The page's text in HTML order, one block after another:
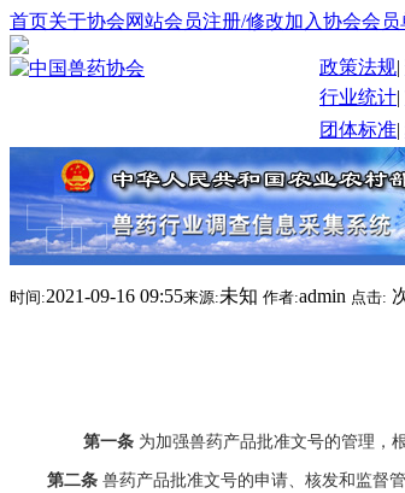
首页关于协会网站会员注册/修改加入协会会员
政策法规|
行业统计|
团体标准|
时间:2021-09-16 09:55来源:未知 作者:admin 点击:
第一条 为加强兽药产品批准文号的管理，
第二条 兽药产品批准文号的申请、核发和监督管